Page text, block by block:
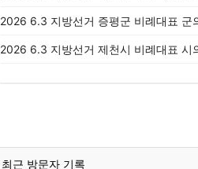
2026 6.3 지방선거 증평군 비례대표 군
2026 6.3 지방선거 제천시 비례대표 시
최근 방문자 기록